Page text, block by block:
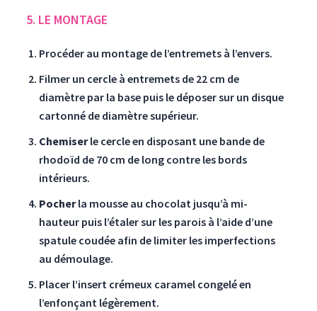
5. LE MONTAGE
Procéder au montage de l’entremets à l’envers.
Filmer un cercle à entremets de 22 cm de
diamètre par la base puis le déposer sur un disque
cartonné de diamètre supérieur.
Chemiserle cercle en disposant une bande de
rhodoïd de 70 cm de long contre les bords
intérieurs.
Pocherla mousse au chocolat jusqu’à mi-
hauteur puis l’étaler sur les parois à l’aide d’une
spatule coudée afin de limiter les imperfections
au démoulage.
Placer l’insert crémeux caramel congelé en
l’enfonçant légèrement.